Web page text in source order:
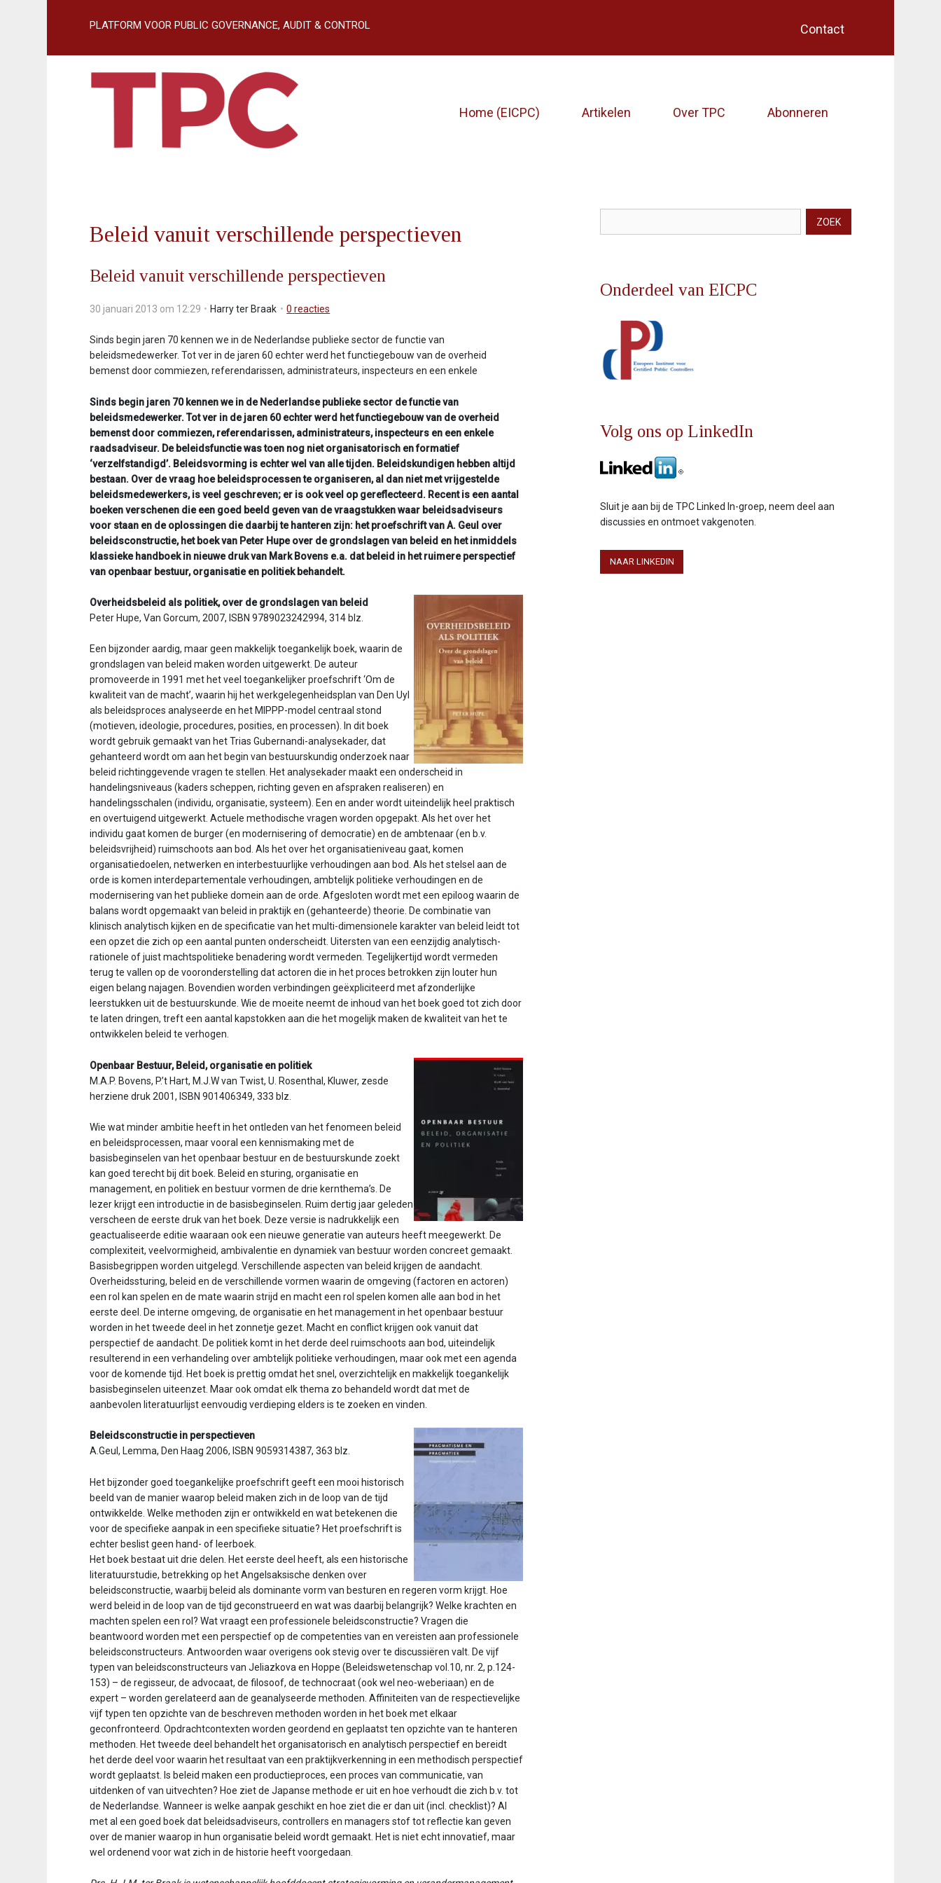
l
slogan:
PLATFORM VOOR PUBLIC GOVERNANCE, AUDIT & CONTROL Contact
Home (EICPC) Artikelen Over TPC Abonneren
Beleid vanuit verschillende perspectieven
Beleid vanuit verschillende perspectieven
30 januari 2013 om 12:29 Harry ter Braak 0 reacties
Sinds begin jaren 70 kennen we in de Nederlandse publieke sector de functie van
beleidsmedewerker. Tot ver in de jaren 60 echter werd het functiegebouw van de overheid
bemenst door commiezen, referendarissen, administrateurs, inspecteurs en een enkele
Sinds begin jaren 70 kennen we in de Nederlandse publieke sector de functie van
beleidsmedewerker. Tot ver in de jaren 60 echter werd het functiegebouw van de overheid
bemenst door commiezen, referendarissen, administrateurs, inspecteurs en een enkele
raadsadviseur. De beleidsfunctie was toen nog niet organisatorisch en formatief
‘verzelfstandigd’. Beleidsvorming is echter wel van alle tijden. Beleidskundigen hebben altijd
bestaan. Over de vraag hoe beleidsprocessen te organiseren, al dan niet met vrijgestelde
beleidsmedewerkers, is veel geschreven; er is ook veel op gereflecteerd. Recent is een aantal
boeken verschenen die een goed beeld geven van de vraagstukken waar beleidsadviseurs
voor staan en de oplossingen die daarbij te hanteren zijn: het proefschrift van A. Geul over
beleidsconstructie, het boek van Peter Hupe over de grondslagen van beleid en het inmiddels
klassieke handboek in nieuwe druk van Mark Bovens e.a. dat beleid in het ruimere perspectief
van openbaar bestuur, organisatie en politiek behandelt.
Overheidsbeleid als politiek, over de grondslagen van beleid
Peter Hupe, Van Gorcum, 2007, ISBN 9789023242994, 314 blz.
Een bijzonder aardig, maar geen makkelijk toegankelijk boek, waarin de
grondslagen van beleid maken worden uitgewerkt. De auteur
promoveerde in 1991 met het veel toegankelijker proefschrift ‘Om de
kwaliteit van de macht’, waarin hij het werkgelegenheidsplan van Den Uyl
als beleidsproces analyseerde en het MIPPP-model centraal stond
(motieven, ideologie, procedures, posities, en processen). In dit boek
wordt gebruik gemaakt van het Trias Gubernandi-analysekader, dat
gehanteerd wordt om aan het begin van bestuurskundig onderzoek naar
beleid richtinggevende vragen te stellen. Het analysekader maakt een onderscheid in
handelingsniveaus (kaders scheppen, richting geven en afspraken realiseren) en
handelingsschalen (individu, organisatie, systeem). Een en ander wordt uiteindelijk heel praktisch
en overtuigend uitgewerkt. Actuele methodische vragen worden opgepakt. Als het over het
individu gaat komen de burger (en modernisering of democratie) en de ambtenaar (en b.v.
beleidsvrijheid) ruimschoots aan bod. Als het over het organisatieniveau gaat, komen
organisatiedoelen, netwerken en interbestuurlijke verhoudingen aan bod. Als het stelsel aan de
orde is komen interdepartementale verhoudingen, ambtelijk politieke verhoudingen en de
modernisering van het publieke domein aan de orde. Afgesloten wordt met een epiloog waarin de
balans wordt opgemaakt van beleid in praktijk en (gehanteerde) theorie. De combinatie van
klinisch analytisch kijken en de specificatie van het multi-dimensionele karakter van beleid leidt tot
een opzet die zich op een aantal punten onderscheidt. Uitersten van een eenzijdig analytisch-
rationele of juist machtspolitieke benadering wordt vermeden. Tegelijkertijd wordt vermeden
terug te vallen op de vooronderstelling dat actoren die in het proces betrokken zijn louter hun
eigen belang najagen. Bovendien worden verbindingen geëxpliciteerd met afzonderlijke
leerstukken uit de bestuurskunde. Wie de moeite neemt de inhoud van het boek goed tot zich door
te laten dringen, treft een aantal kapstokken aan die het mogelijk maken de kwaliteit van het te
ontwikkelen beleid te verhogen.
Openbaar Bestuur, Beleid, organisatie en politiek
M.A.P. Bovens, P.’t Hart, M.J.W van Twist, U. Rosenthal, Kluwer, zesde
herziene druk 2001, ISBN 901406349, 333 blz.
Wie wat minder ambitie heeft in het ontleden van het fenomeen beleid
en beleidsprocessen, maar vooral een kennismaking met de
basisbeginselen van het openbaar bestuur en de bestuurskunde zoekt
kan goed terecht bij dit boek. Beleid en sturing, organisatie en
management, en politiek en bestuur vormen de drie kernthema’s. De
lezer krijgt een introductie in de basisbeginselen. Ruim dertig jaar geleden
verscheen de eerste druk van het boek. Deze versie is nadrukkelijk een
geactualiseerde editie waaraan ook een nieuwe generatie van auteurs heeft meegewerkt. De
complexiteit, veelvormigheid, ambivalentie en dynamiek van bestuur worden concreet gemaakt.
Basisbegrippen worden uitgelegd. Verschillende aspecten van beleid krijgen de aandacht.
Overheidssturing, beleid en de verschillende vormen waarin de omgeving (factoren en actoren)
een rol kan spelen en de mate waarin strijd en macht een rol spelen komen alle aan bod in het
eerste deel. De interne omgeving, de organisatie en het management in het openbaar bestuur
worden in het tweede deel in het zonnetje gezet. Macht en conflict krijgen ook vanuit dat
perspectief de aandacht. De politiek komt in het derde deel ruimschoots aan bod, uiteindelijk
resulterend in een verhandeling over ambtelijk politieke verhoudingen, maar ook met een agenda
voor de komende tijd. Het boek is prettig omdat het snel, overzichtelijk en makkelijk toegankelijk
basisbeginselen uiteenzet. Maar ook omdat elk thema zo behandeld wordt dat met de
aanbevolen literatuurlijst eenvoudig verdieping elders is te zoeken en vinden.
Beleidsconstructie in perspectieven
A.Geul, Lemma, Den Haag 2006, ISBN 9059314387, 363 blz.
Het bijzonder goed toegankelijke proefschrift geeft een mooi historisch
beeld van de manier waarop beleid maken zich in de loop van de tijd
ontwikkelde. Welke methoden zijn er ontwikkeld en wat betekenen die
voor de specifieke aanpak in een specifieke situatie? Het proefschrift is
echter beslist geen hand- of leerboek.
Het boek bestaat uit drie delen. Het eerste deel heeft, als een historische
literatuurstudie, betrekking op het Angelsaksische denken over
beleidsconstructie, waarbij beleid als dominante vorm van besturen en regeren vorm krijgt. Hoe
werd beleid in de loop van de tijd geconstrueerd en wat was daarbij belangrijk? Welke krachten en
machten spelen een rol? Wat vraagt een professionele beleidsconstructie? Vragen die
beantwoord worden met een perspectief op de competenties van en vereisten aan professionele
beleidsconstructeurs. Antwoorden waar overigens ook stevig over te discussiëren valt. De vijf
typen van beleidsconstructeurs van Jeliazkova en Hoppe (Beleidswetenschap vol.10, nr. 2, p.124-
153) – de regisseur, de advocaat, de filosoof, de technocraat (ook wel neo-weberiaan) en de
expert – worden gerelateerd aan de geanalyseerde methoden. Affiniteiten van de respectievelijke
vijf typen ten opzichte van de beschreven methoden worden in het boek met elkaar
geconfronteerd. Opdrachtcontexten worden geordend en geplaatst ten opzichte van te hanteren
methoden. Het tweede deel behandelt het organisatorisch en analytisch perspectief en bereidt
het derde deel voor waarin het resultaat van een praktijkverkenning in een methodisch perspectief
wordt geplaatst. Is beleid maken een productieproces, een proces van communicatie, van
uitdenken of van uitvechten? Hoe ziet de Japanse methode er uit en hoe verhoudt die zich b.v. tot
de Nederlandse. Wanneer is welke aanpak geschikt en hoe ziet die er dan uit (incl. checklist)? Al
met al een goed boek dat beleidsadviseurs, controllers en managers stof tot reflectie kan geven
over de manier waarop in hun organisatie beleid wordt gemaakt. Het is niet echt innovatief, maar
wel ordenend voor wat zich in de historie heeft voorgedaan.
ZOEK
Onderdeel van EICPC
Volg ons op LinkedIn
Sluit je aan bij de TPC Linked In-groep, neem deel aan
discussies en ontmoet vakgenoten.
NAAR LINKEDIN
Home (EICPC)
Over TPC